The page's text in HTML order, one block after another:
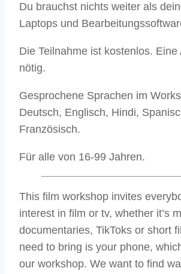
Du brauchst nichts weiter als
Laptops und
Die Teilnahme ist kostenlos.
nötig.
Gesprochene Sprachen im
Deutsch, Englisch, Hindi,
Französisch.
Für alle von 16-99 Jahren.
This film workshop invites
interest in film or tv, whether it’s
documentaries, TikToks or short
need to bring is your phone,
our workshop. We want to find